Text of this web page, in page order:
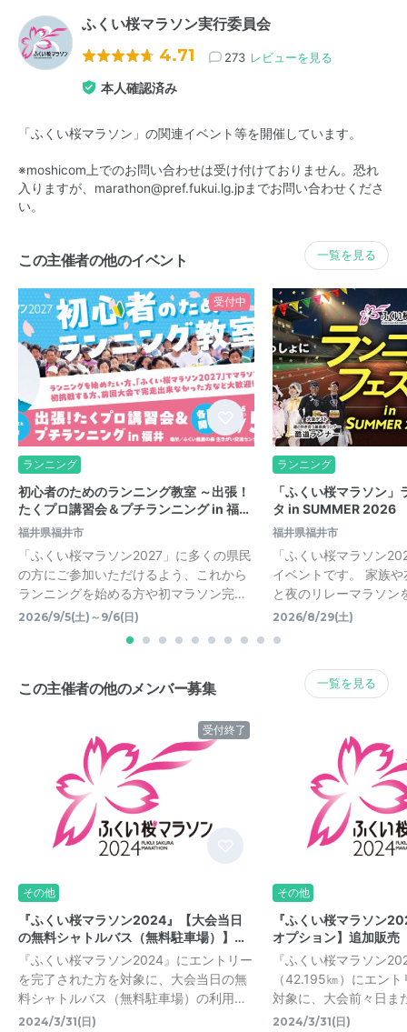
ふくい桜マラソン実行委員会
4.71 273 レビューを見る
本人確認済み
「ふくい桜マラソン」の関連イベント等を開催しています。
※moshicom上でのお問い合わせは受け付けておりません。恐れ
入りますが、marathon@pref.fukui.lg.jpまでお問い合わせくださ
い。
この主催者の他のイベント 一覧を見る
受付中
ランニング
初心者のためのランニング教室 ～出張！
たくプロ講習会＆プチランニング in 福…
福井県福井市
「ふくい桜マラソン2027」に多くの県民
の方にご参加いただけるよう、これから
ランニングを始める方や初マラソン完…
2026/9/5(土)～9/6(日)
ランニング
「ふくい桜マラソン
タ in SUMMER 2026
福井県福井市
「ふくい桜マラソン
イベントです。 家族
と夜のリレーマラソ
2026/8/29(土)
この主催者の他のメンバー募集 一覧を見る
受付終了
その他
『ふくい桜マラソン2024』【大会当日
の無料シャトルバス（無料駐車場）】…
『ふくい桜マラソン2024』にエントリー
を完了された方を対象に、大会当日の無
料シャトルバス（無料駐車場）の利用…
2024/3/31(日)
その他
『ふくい桜マラソン
オプション】追加販売
『ふくい桜マラソン
（42.195㎞）にエン
対象に、大会前々日ま
2024/3/31(日)